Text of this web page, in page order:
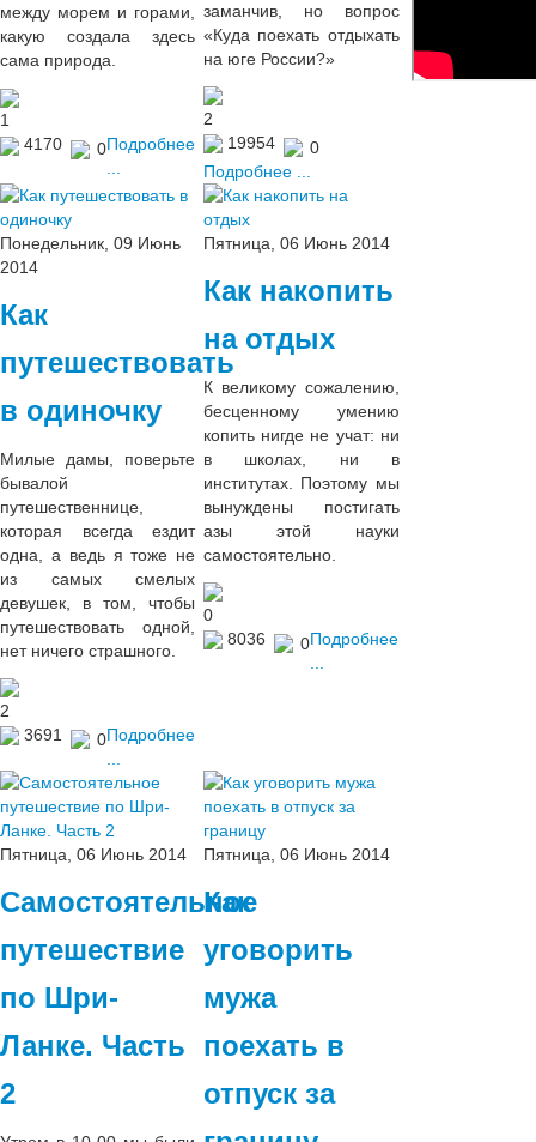
между морем и горами,
какую создала здесь
сама природа.
1
4170
0Подробнее
...
заманчив, но вопрос
«Куда поехать отдыхать
на юге России?»
2
19954
0
Подробнее ...
Понедельник, 09 Июнь
2014
Как
путешествовать
в одиночку
Милые дамы, поверьте
бывалой
путешественнице,
которая всегда ездит
одна, а ведь я тоже не
из самых смелых
девушек, в том, чтобы
путешествовать одной,
нет ничего страшного.
2
3691
0Подробнее
Пятница, 06 Июнь 2014
Как накопить
на отдых
К великому сожалению,
бесценному умению
копить нигде не учат: ни
в школах, ни в
институтах. Поэтому мы
вынуждены постигать
азы этой науки
самостоятельно.
0
8036
0Подробнее
Пятница, 06 Июнь 2014
Самостоятельное
путешествие
по Шри-
Ланке. Часть
2
Пятница, 06 Июнь 2014
Как
уговорить
мужа
поехать в
отпуск за